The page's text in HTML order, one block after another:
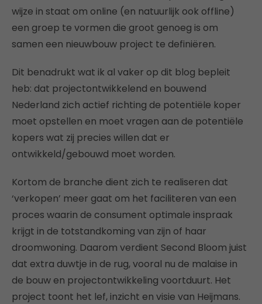
wijze in staat om online (en natuurlijk ook offline)
een groep te vormen die groot genoeg is om
samen een nieuwbouw project te definiëren.
Dit benadrukt wat ik al vaker op dit blog bepleit
heb: dat projectontwikkelend en bouwend
Nederland zich actief richting de potentiële koper
moet opstellen en moet vragen aan de potentiële
kopers wat zij precies willen dat er
ontwikkeld/gebouwd moet worden.
Kortom de branche dient zich te realiseren dat
‘verkopen’ meer gaat om het faciliteren van een
proces waarin de consument optimale inspraak
krijgt in de totstandkoming van zijn of haar
droomwoning. Daarom verdient Second Bloom juist
dat extra duwtje in de rug, vooral nu de malaise in
de bouw en projectontwikkeling voortduurt. Het
project toont het lef, inzicht en visie van Heijmans.